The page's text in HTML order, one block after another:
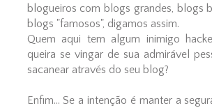
blogueiros com blogs grandes, blogs
blogs "famosos", digamos assim.
Quem aqui tem algum inimigo
queira se vingar de sua admirável
sacanear através do seu blog?
Enfim... Se a intenção é manter a